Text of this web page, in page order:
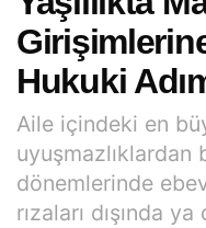
Hukuki
Aile içindeki en
uyuşmazlıklardan
dönemlerinde
rızaları dışında